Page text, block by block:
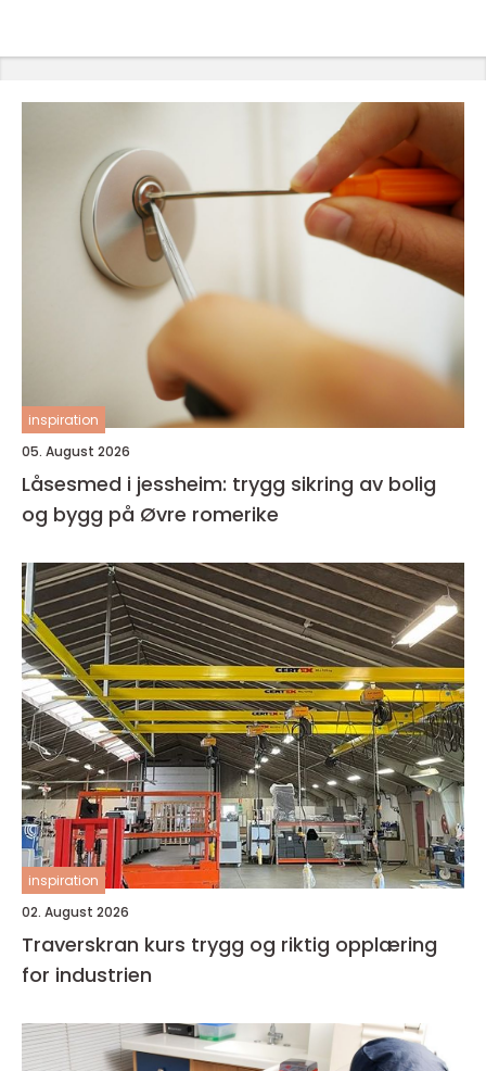
inspiration
05. August 2026
Låsesmed i jessheim: trygg sikring av bolig
og bygg på Øvre romerike
inspiration
02. August 2026
Traverskran kurs trygg og riktig opplæring
for industrien